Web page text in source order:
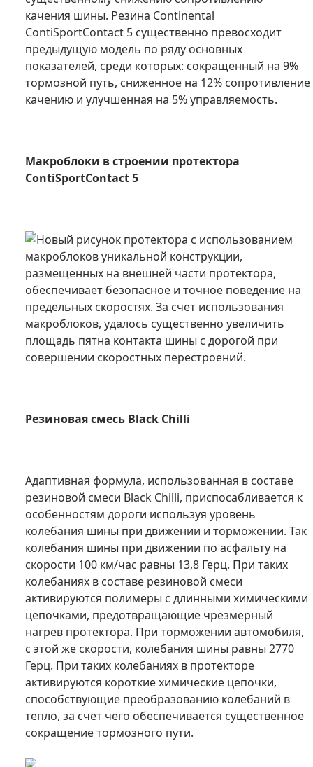
качения шины. Резина Continental
ContiSportContact 5 существенно превосходит
предыдущую модель по ряду основных
показателей, среди которых: сокращенный на 9%
тормозной путь, сниженное на 12% сопротивление
качению и улучшенная на 5% управляемость.
Макроблоки в строении протектора
ContiSportContact 5
Новый рисунок протектора с использованием
макроблоков уникальной конструкции,
размещенных на внешней части протектора,
обеспечивает безопасное и точное поведение на
предельных скоростях. За счет использования
макроблоков, удалось существенно увеличить
площадь пятна контакта шины с дорогой при
совершении скоростных перестроений.
Резиновая смесь Black Chilli
Адаптивная формула, использованная в составе
резиновой смеси Black Chilli, приспосабливается к
особенностям дороги используя уровень
колебания шины при движении и торможении. Так
колебания шины при движении по асфальту на
скорости 100 км/час равны 13,8 Герц. При таких
колебаниях в составе резиновой смеси
активируются полимеры с длинными химическими
цепочками, предотвращающие чрезмерный
нагрев протектора. При торможении автомобиля,
с этой же скорости, колебания шины равны 2770
Герц. При таких колебаниях в протекторе
активируются короткие химические цепочки,
способствующие преобразованию колебаний в
тепло, за счет чего обеспечивается существенное
сокращение тормозного пути.